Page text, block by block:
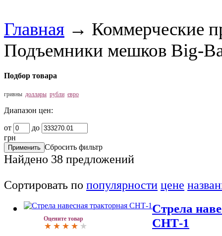
Главная → Коммерческие
Подъемники мешков Big-
Подбор товара
гривны доллары рубли евро
Диапазон цен:
от
до
грн
Сбросить фильтр
Найдено 38 предложений
Сортировать по популярности цене
Оцените товар
Стрела
СНТ-1